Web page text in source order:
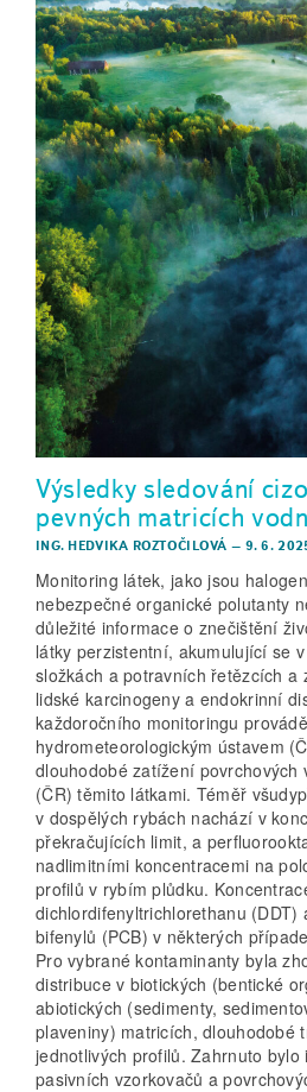
Výsledky sledování
pevných matricích
ING. HEDVIKA ROZTOČILOVÁ – 9. 6.
Monitoring látek, jako jsou
nebezpečné organické polutanty
důležité informace o znečištění
látky perzistentní, akumulující se
složkách a potravních řetězcích a
lidské karcinogeny a endokrinní
každoročního monitoringu
hydrometeorologickým ústavem
dlouhodobé zatížení povrchových
(ČR) těmito látkami. Téměř
v dospělých rybách nachází v
překračujících limit, a
nadlimitními koncentracemi na
profilů v rybím plůdku.
dichlordifenyltrichlorethanu (DDT)
bifenylů (PCB) v některých
Pro vybrané kontaminanty byla
distribuce v biotických (bentické
abiotických (sedimenty,
plaveniny) matricích, dlouhodobé
jednotlivých profilů. Zahrnuto
pasivních vzorkovačů a